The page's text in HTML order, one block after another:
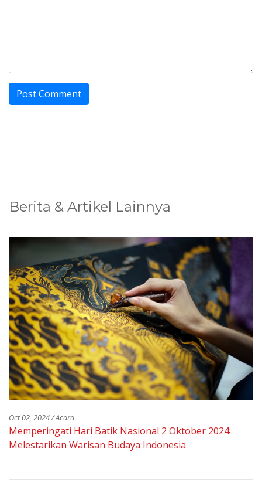
Berita & Artikel Lainnya
Oct 02, 2024 / Acara
Memperingati Hari Batik Nasional 2 Oktober 2024:
Melestarikan Warisan Budaya Indonesia